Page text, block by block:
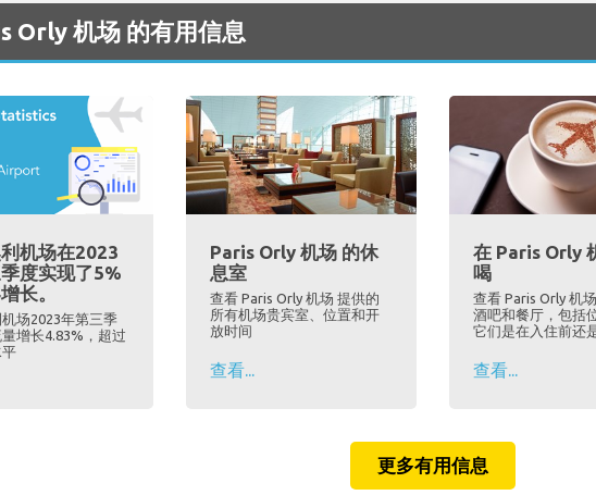
Orly 机场 的有用信息
机场在2023
度实现了5%
长。
场2023年第三季
增长4.83%，超过
Paris Orly 机场 的休
息室
查看 Paris Orly 机场 提供的
所有机场贵宾室、位置和开
放时间
查看...
在 Paris Orly
喝
查看 Paris Orly 机
酒吧和餐厅，包括
它们是在入住前还
查看...
更多有用信息